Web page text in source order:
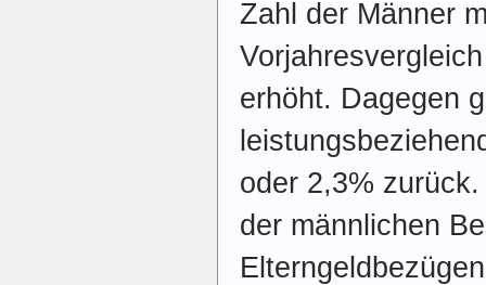
Zahl der Männer
erhöht. Dagegen
oder 2,3%
der männlichen